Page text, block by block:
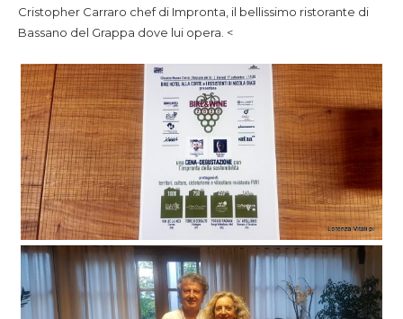
Cristopher Carraro chef di Impronta, il bellissimo ristorante di
Bassano del Grappa dove lui opera. <